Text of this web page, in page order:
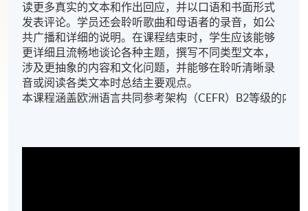
读更多真实的文本和作出回应，并以口语和书面形式
发表评论。学员还会聆听歌曲和母语者的录音，如公
共广播和详细的说明。在课程结束时，学生应该能够
更详细且流畅地谈论各种主题，撰写不同类型文本，
涉及更抽象的内容和文化问题，并能够在聆听清晰录
音或阅读各类文本时总结主要观点。
本课程涵盖欧洲语言共同参考架构（CEFR）B2等级的内容